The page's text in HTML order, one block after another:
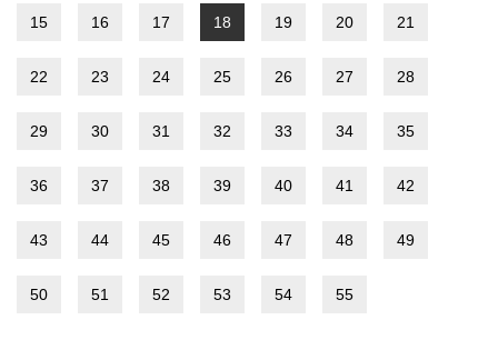
15 16 17 18 19 20 21
22 23 24 25 26 27 28
29 30 31 32 33 34 35
36 37 38 39 40 41 42
43 44 45 46 47 48 49
50 51 52 53 54 55